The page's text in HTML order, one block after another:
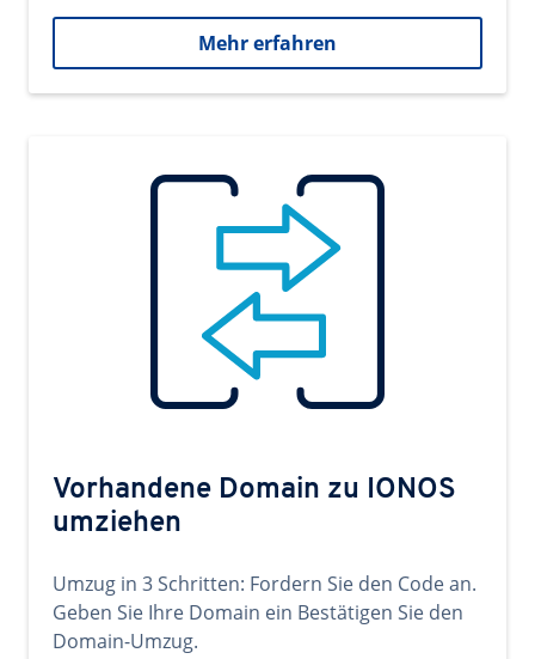
Mehr erfahren
Vorhandene Domain zu IONOS
umziehen
Umzug in 3 Schritten: Fordern Sie den Code an.
Geben Sie Ihre Domain ein Bestätigen Sie den
Domain-Umzug.